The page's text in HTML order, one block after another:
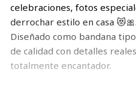
celebraciones, fotos
derrochar estilo en casa 😻🎀.
Diseñado como bandana
de calidad con detalles
totalmente encantador.